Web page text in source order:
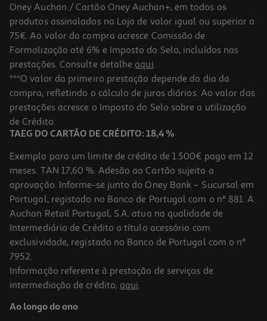
Oney Auchan / Cartão Oney Auchan+, em todos os
produtos assinalados na Loja de valor igual ou superior a
75€. Ao valor da compra acresce Comissão de
Formalização até 6% e Imposto do Selo, incluídos nas
prestações. Consulte detalhe aqui.
***O valor da primeira prestação depende do dia da
compra, refletindo o cálculo de juros diários. Ao valor das
prestações acresce o Imposto do Selo sobre a utilização
de Crédito.
TAEG DO CARTÃO DE CRÉDITO: 18,4 %
Exemplo para um limite de crédito de 1.500€ pago em 12
meses. TAN 17,60 %. Adesão ao Cartão sujeita a
aprovação. Informe-se junto do Oney Bank – Sucursal em
Portugal, registado no Banco de Portugal com o nº 881. A
Auchan Retail Portugal, S.A. atua na qualidade de
Intermediário de Crédito a título acessório com
exclusividade, registado no Banco de Portugal com o nº
7952.
Informação referente à prestação de serviços de
intermediação de crédito, aqui.
Ao longo do ano